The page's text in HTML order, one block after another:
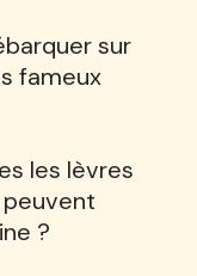
sur
fameux
les lèvres
?